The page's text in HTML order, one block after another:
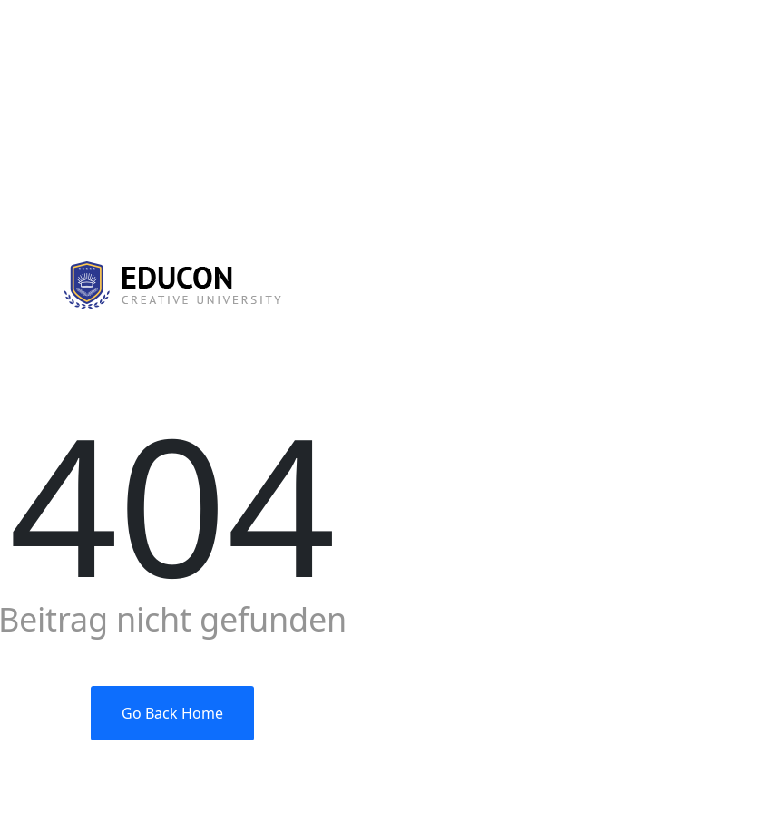
404
Beitrag nicht gefunden
Go Back Home